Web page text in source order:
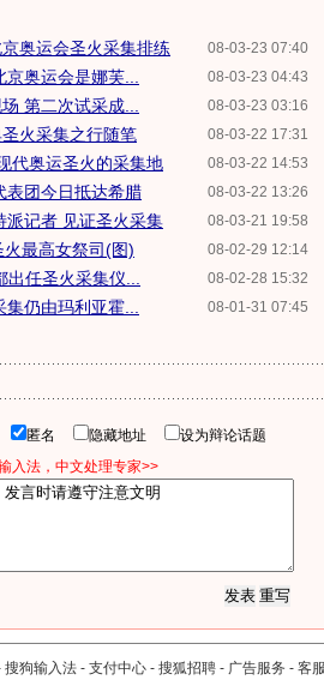
08-03-23 07:40
奥运会圣火采集排练
08-03-23 04:43
奥运会是娜芙...
08-03-23 03:16
第二次试采成...
08-03-22 17:31
火采集之行随笔
08-03-22 14:53
代奥运圣火的采集地
08-03-22 13:26
表团今日抵达希腊
08-03-21 19:58
派记者 见证圣火采集
08-02-29 12:14
最高女祭司(图)
08-02-28 15:32
任圣火采集仪...
08-01-31 07:45
仍由玛利亚霍...
匿名 隐藏地址
设为辩论话题
入法，中文处理专家>>
搜狗输入法 - 支付中心 - 搜狐招聘 - 广告服务 - 客